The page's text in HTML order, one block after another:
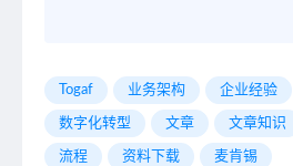
Togaf 业务架构 企业经验
数字化转型 文章 文章知识
流程 资料下载 麦肯锡